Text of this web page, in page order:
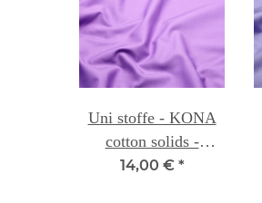
Uni stoffe - KONA
cotton solids -
CROCUS 054C
14,00 € *